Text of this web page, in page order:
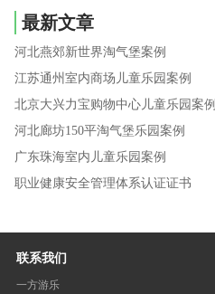
最新文章
河北燕郊新世界淘气堡案例
江苏通州室内商场儿童乐园案例
北京大兴力宝购物中心儿童乐园案例
河北廊坊150平淘气堡乐园案例
广东珠海室内儿童乐园案例
职业健康安全管理体系认证证书
联系我们
一方游乐